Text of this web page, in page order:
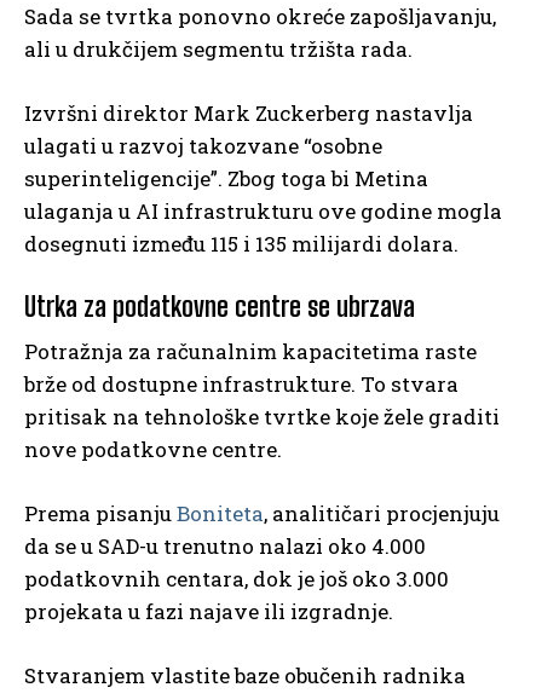
Sada se tvrtka ponovno okreće zapošljavanju,
ali u drukčijem segmentu tržišta rada.
Izvršni direktor Mark Zuckerberg nastavlja
ulagati u razvoj takozvane “osobne
superinteligencije”. Zbog toga bi Metina
ulaganja u AI infrastrukturu ove godine mogla
dosegnuti između 115 i 135 milijardi dolara.
Utrka za podatkovne centre se ubrzava
Potražnja za računalnim kapacitetima raste
brže od dostupne infrastrukture. To stvara
pritisak na tehnološke tvrtke koje žele graditi
nove podatkovne centre.
Prema pisanjuBoniteta, analitičari procjenjuju
da se u SAD-u trenutno nalazi oko 4.000
podatkovnih centara, dok je još oko 3.000
projekata u fazi najave ili izgradnje.
Stvaranjem vlastite baze obučenih radnika